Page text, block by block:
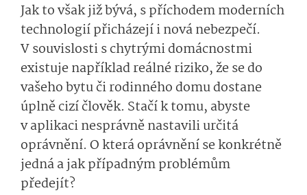
Jak to však již bývá, s příchodem moderních
technologií přicházejí i nová nebezpečí.
V souvislosti s chytrými domácnostmi
existuje například reálné riziko, že se do
vašeho bytu či rodinného domu dostane
úplně cizí člověk. Stačí k tomu, abyste
v aplikaci nesprávně nastavili určitá
oprávnění. O která oprávnění se konkrétně
jedná a jak případným problémům
předejít?